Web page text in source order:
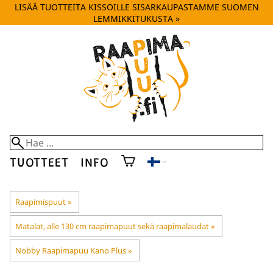
LISÄÄ TUOTTEITA KISSOILLE SISARKAUPASTAMME SUOMEN
LEMMIKKITUKUSTA »
TUOTTEET INFO
Raapimispuut‪»
Matalat, alle 130 cm raapimapuut sekä raapimalaudat‪»
Nobby Raapimapuu Kano Plus‪»